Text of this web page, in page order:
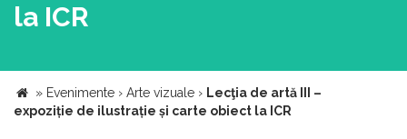
la ICR
» Evenimente › Arte vizuale › Lecţia de artă III –
expoziție de ilustrație și carte obiect la ICR